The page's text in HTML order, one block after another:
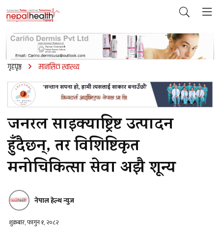
गृहपृष्ठ मानसिक स्वास्थ्य
जनरल साइक्याष्ट्रिष्ट उत्पादन
हुँदैछन्, तर विशिष्टिकृत
मनोचिकित्सा सेवा अझै शून्य
नेपाल हेल्थ न्युज
शुक्रबार, फागुन १, २०८२